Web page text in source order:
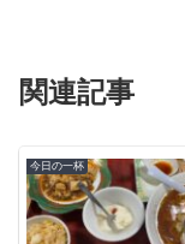
関連記事
今日の一杯